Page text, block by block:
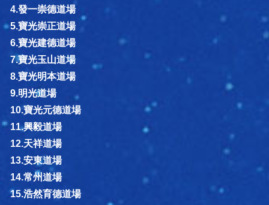
4.發一崇德道場
5.寶光崇正道場
6.寶光建德道場
7.寶光玉山道場
8.寶光明本道場
9.明光道場
10.寶光元德道場
11.興毅道場
12.天祥道場
13.安東道場
14.常州道場
15.浩然育德道場